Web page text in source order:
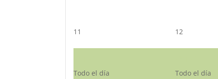
11
Todo el día
12
Todo el día